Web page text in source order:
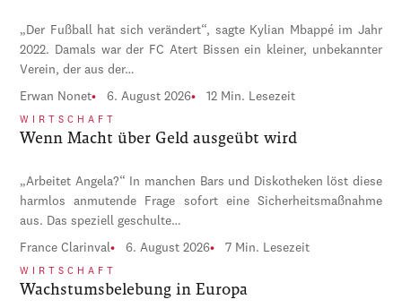
„Der Fußball hat sich verändert“, sagte Kylian Mbappé im Jahr
2022. Damals war der FC Atert Bissen ein kleiner, unbekannter
Verein, der aus der…
Erwan Nonet 6. August 2026 12 Min. Lesezeit
WIRTSCHAFT
Wenn Macht über Geld ausgeübt wird
„Arbeitet Angela?“ In manchen Bars und Diskotheken löst diese
harmlos anmutende Frage sofort eine Sicherheitsmaßnahme
aus. Das speziell geschulte…
France Clarinval 6. August 2026 7 Min. Lesezeit
WIRTSCHAFT
Wachstumsbelebung in Europa